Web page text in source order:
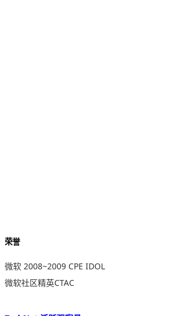
荣誉
微软 2008~2009 CPE IDOL
微软社区精英CTAC